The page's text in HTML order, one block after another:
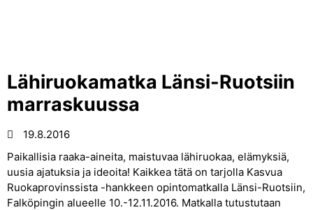
Lähiruokamatka Länsi-Ruotsiin
marraskuussa
19.8.2016
Paikallisia raaka-aineita, maistuvaa lähiruokaa, elämyksiä,
uusia ajatuksia ja ideoita! Kaikkea tätä on tarjolla Kasvua
Ruokaprovinssista -hankkeen opintomatkalla Länsi-Ruotsiin,
Falköpingin alueelle 10.-12.11.2016. Matkalla tutustutaan